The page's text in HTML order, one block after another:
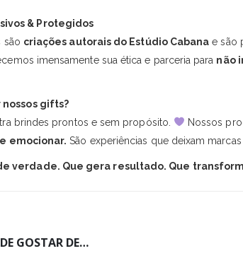
& Protegidos
são criações autorais do Estúdio Cabana e são
imensamente sua ética e parceria para não
gifts?
brindes prontos e sem propósito.
Nossos
emocionar. São experiências que deixam
verdade. Que gera resultado. Que
GOSTAR DE…